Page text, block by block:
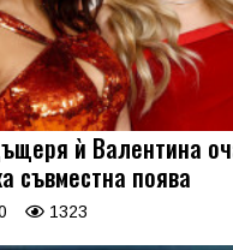
ѝ Валентина
съвместна поява
1323